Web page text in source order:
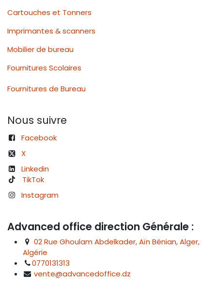
Cartouches et Tonners
Imprimantes & scanners
Mobilier de bureau
Fournitures Scolaires
Fournitures de Bureau
Nous suivre
Facebook
X
Linkedin
TikTok
Instagram
Advanced office direction Générale :
02 Rue Ghoulam Abdelkader, Aïn Bénian, Alger,
Algérie
0770131313
vente@advancedoffice.dz